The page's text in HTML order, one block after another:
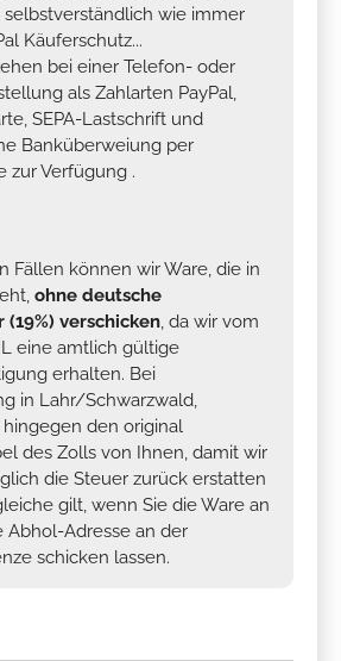
selbstverständlich wie immer
Käuferschutz...
bei einer Telefon- oder
als Zahlarten PayPal,
SEPA-Lastschrift und
Banküberweiung per
zur Verfügung .
Fällen können wir Ware, die in
ohne deutsche
(19%) verschicken, da wir vom
eine amtlich gültige
erhalten. Bei
in Lahr/Schwarzwald,
den original
des Zolls von Ihnen, damit wir
die Steuer zurück erstatten
gilt, wenn Sie die Ware an
Abhol-Adresse an der
schicken lassen.